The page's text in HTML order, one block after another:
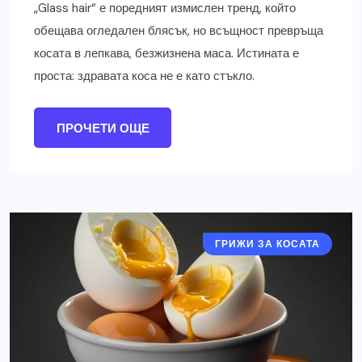
„Glass hair“ е поредният измислен тренд, който
обещава огледален блясък, но всъщност превръща
косата в лепкава, безжизнена маса. Истината е
проста: здравата коса не е като стъкло.
ПРОЧЕТИ ОЩЕ
ГРИЖИ ЗА КОСАТА